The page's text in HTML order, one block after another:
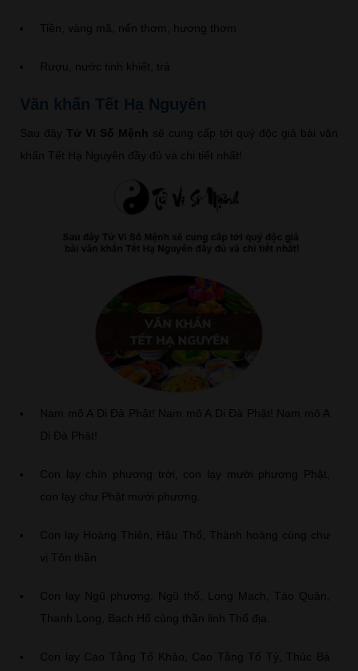
Tiền, vàng mã, nến thơm, hương thơm
Rượu, nước tinh khiết, trà
Văn khấn Tết Hạ Nguyên
Sau đây Tử Vi Số Mệnh sẽ cung cấp tới quý độc giả bài văn
khấn Tết Hạ Nguyên đầy đủ và chi tiết nhất!
Nam mô A Di Đà Phật! Nam mô A Di Đà Phật! Nam mô A
Di Đà Phật!
Con lạy chín phương trời, con lạy mười phương Phật,
con lạy chư Phật mười phương.
Con lạy Hoàng Thiên, Hậu Thổ, Thành hoàng cùng chư
vị Tôn thần.
Con lạy Ngũ phương, Ngũ thổ, Long Mạch, Táo Quân,
Thanh Long, Bạch Hổ cùng thần linh Thổ địa.
Con lạy Cao Tằng Tổ Khảo, Cao Tằng Tổ Tỷ, Thúc Bá